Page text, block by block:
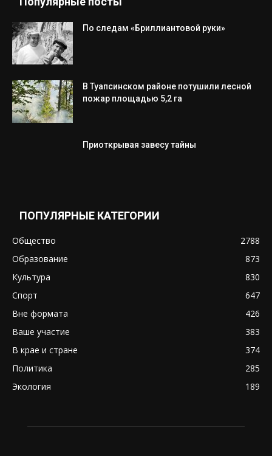
По следам «Бриллиантовой руки»
В Туапсинском районе потушили лесной
пожар площадью 5,2 га
Приоткрывая завесу тайны
ПОПУЛЯРНЫЕ КАТЕГОРИИ
Общество
2788
Образование
873
Культура
830
Спорт
647
Вне формата
426
Ваше участие
383
В крае и стране
374
Политика
285
Экология
189